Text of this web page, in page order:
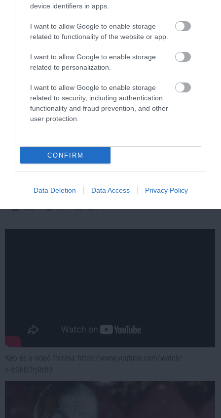
device identifiers in apps.
I want to allow Google to enable storage
related to functionality of the website or app.
I want to allow Google to enable storage
related to personalization.
I want to allow Google to enable storage
related to security, including authentication
functionality and fraud prevention, and other
user protection.
CONFIRM
Data Deletion Data Access Privacy Policy
192 134 315
One Teaspoon And All The Worms In The Body
Die Instantly
165 71 151